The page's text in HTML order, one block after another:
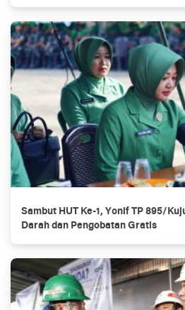
Sambut HUT Ke-1, Yonif TP 895/
Darah dan Pengobatan Gratis